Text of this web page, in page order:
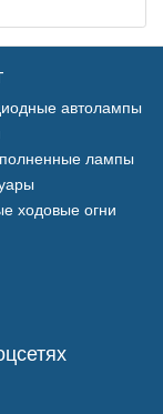
автолампы
лампы
ходовые огни